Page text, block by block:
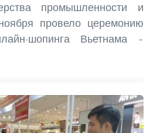
промышленности и
провело церемонию
шопинга Вьетнама –